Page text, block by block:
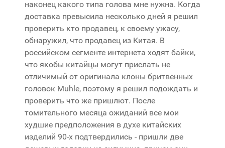
наконец какого типа голова мне нужна. Когда
доставка превысила несколько дней я решил
проверить кто продавец, к своему ужасу,
обнаружил, что продавец из Китая. В
российском сегменте интернета ходят байки,
что якобы китайцы могут прислать не
отличимый от оригинала клоны бритвенных
головок Muhle, поэтому я решил подождать и
проверить что же пришлют. После
томительного месяца ожиданий все мои
худшие предположения в духе китайских
изделий 90-х подтвердились - пришли две